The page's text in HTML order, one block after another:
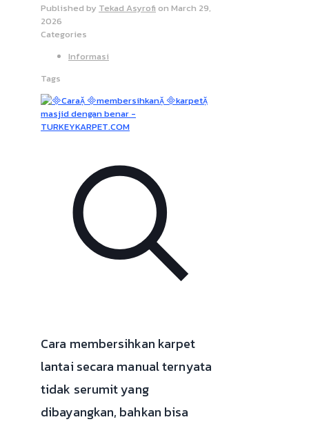
Published by Tekad Asyrofi on March 29,
2026
Categories
Informasi
Tags
Cara membersihkan karpet
lantai secara manual ternyata
tidak serumit yang
dibayangkan, bahkan bisa